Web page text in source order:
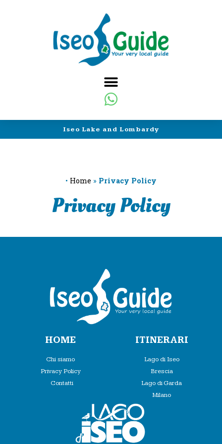
Iseo Lake and Lombardy
• Home » Privacy Policy
Privacy Policy
HOME
Chi siamo
Privacy Policy
Contatti
ITINERARI
Lago di Iseo
Brescia
Lago di Garda
Milano